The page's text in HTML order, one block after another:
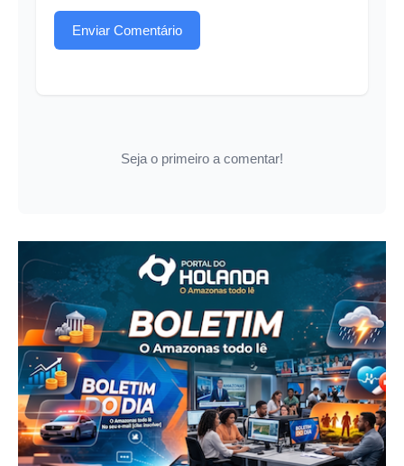
Enviar Comentário
Seja o primeiro a comentar!